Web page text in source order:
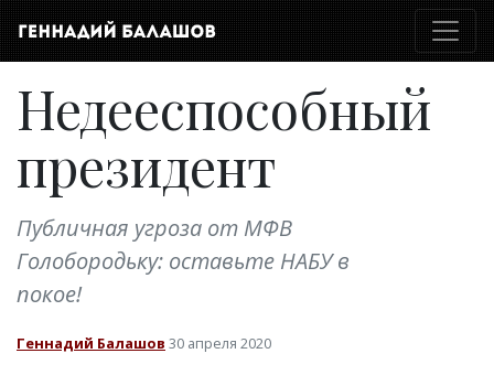
Недееспособный
президент
Публичная угроза от МФВ
Голобородьку: оставьте НАБУ в
покое!
Геннадий Балашов 30 апреля 2020